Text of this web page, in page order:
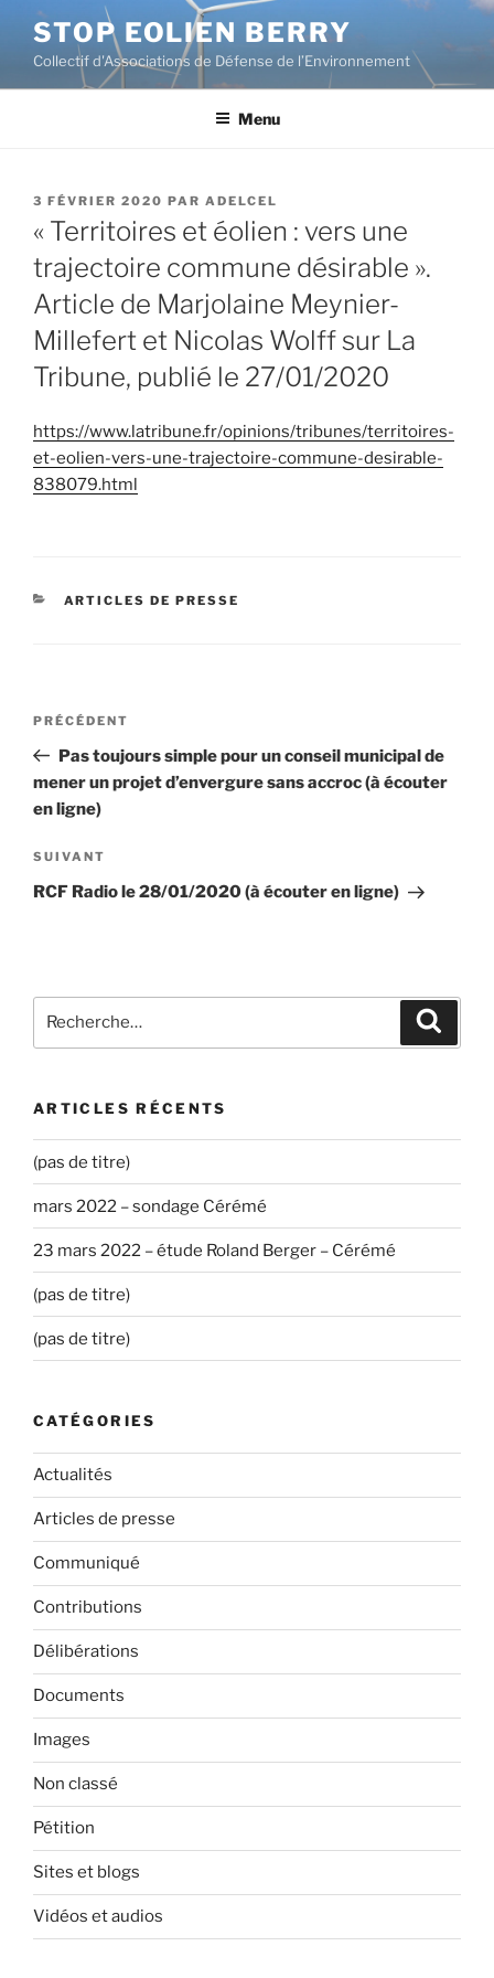
contenu
principal
STOP EOLIEN BERRY
Collectif d'Associations de Défense de l’Environnement
Menu
PUBLIÉ
LE
3 FÉVRIER 2020 PAR ADELCEL
« Territoires et éolien : vers une
trajectoire commune désirable ».
Article de Marjolaine Meynier-
Millefert et Nicolas Wolff sur La
Tribune, publié le 27/01/2020
https://www.latribune.fr/opinions/tribunes/territoires-
et-eolien-vers-une-trajectoire-commune-desirable-
838079.html
CATÉGORIES
ARTICLES DE PRESSE
Navigation
l’article
Article
précédent
PRÉCÉDENT
Pas toujours simple pour un conseil municipal de
mener un projet d’envergure sans accroc (à écouter
en ligne)
Article
suivant
SUIVANT
RCF Radio le 28/01/2020 (à écouter en ligne)
pour
ARTICLES RÉCENTS
(pas de titre)
mars 2022 – sondage Cérémé
23 mars 2022 – étude Roland Berger – Cérémé
(pas de titre)
(pas de titre)
CATÉGORIES
Actualités
Articles de presse
Communiqué
Contributions
Délibérations
Documents
Images
Non classé
Pétition
Sites et blogs
Vidéos et audios